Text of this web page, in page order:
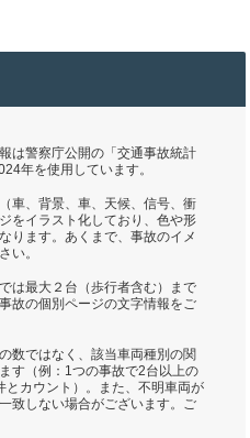
は警察庁公開の「交通事故統計
年を使用しています。
車、背景、車、天候、信号、衝
をイラスト化しており、色や形
ります。あくまで、事故のイメ
い。
は最大２台（歩行者含む）まで
故の個別ページの文字情報をご
数ではなく、該当車両種別の関
す（例：1つの事故で2台以上の
カウント）。また、不明車両が
致しない場合がございます。ご